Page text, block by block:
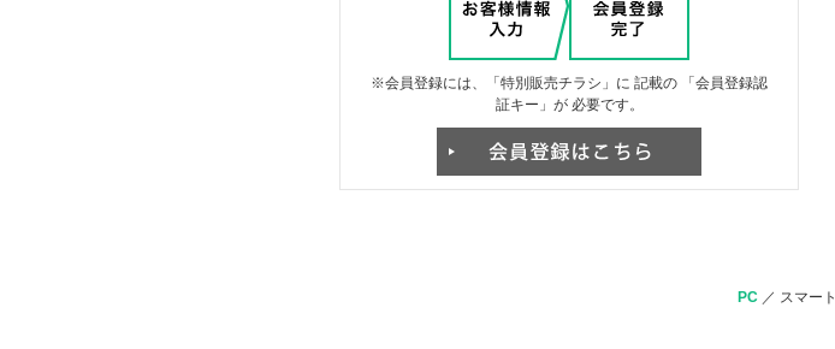
※会員登録には、「特別販売チラシ」に 記載の 「会員登録認
証キー」が 必要です。
PC／ スマー